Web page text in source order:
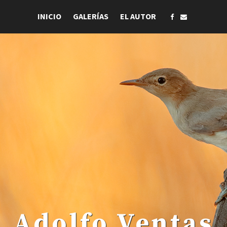
INICIO GALERÍAS EL AUTOR